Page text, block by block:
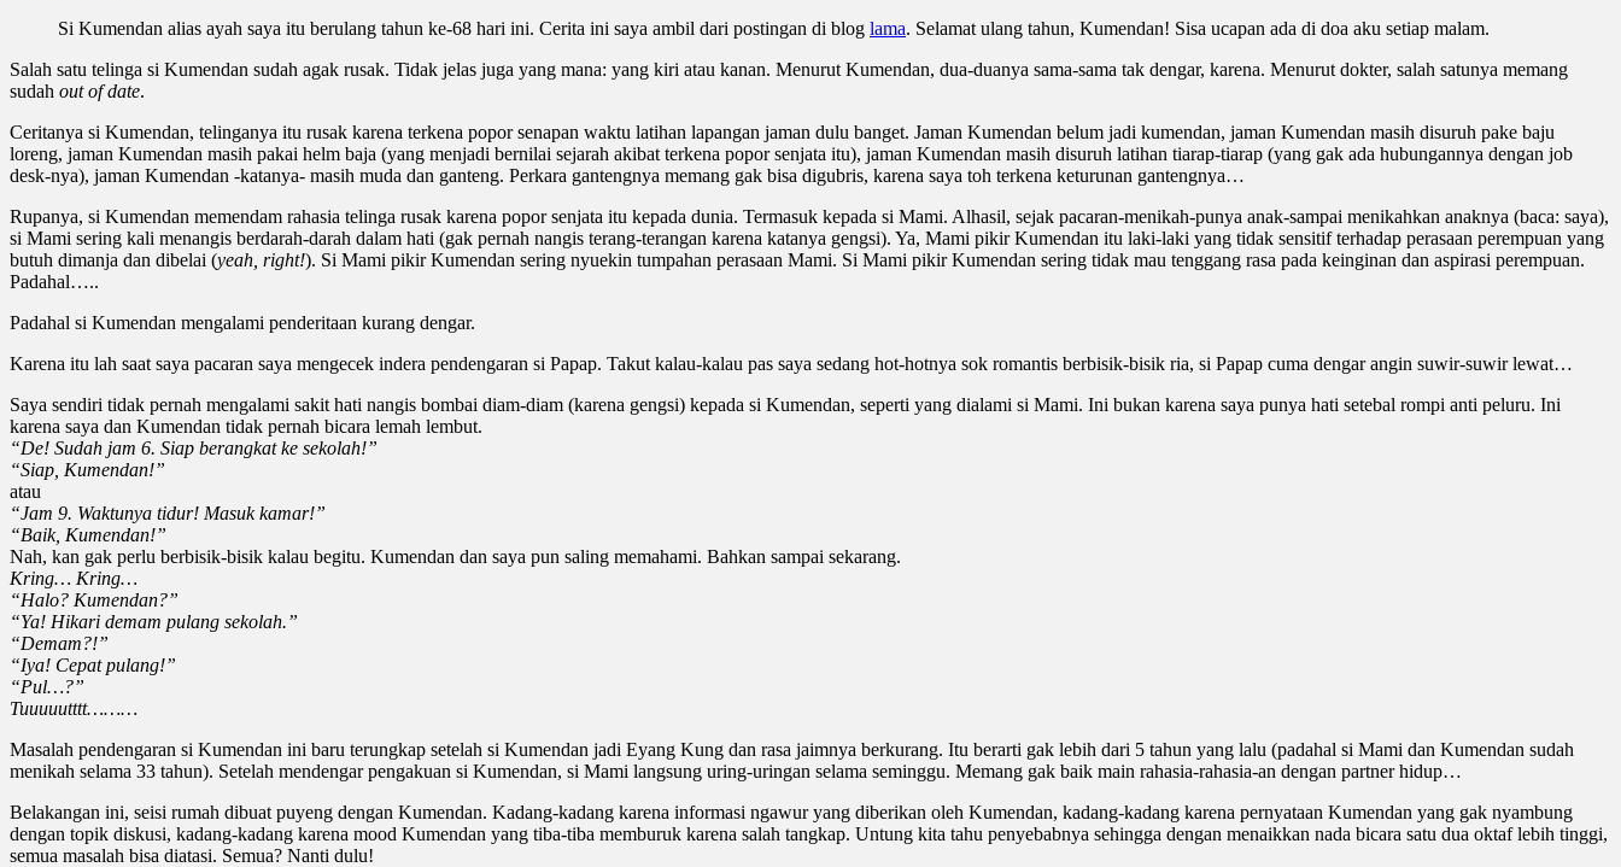
Si Kumendan alias ayah saya itu berulang tahun ke-68 hari ini. Cerita ini saya ambil dari postingan di blog lama. Selamat ulang tahun, Kumendan! Sisa ucapan ada di doa aku setiap malam.
Salah satu telinga si Kumendan sudah agak rusak. Tidak jelas juga yang mana: yang kiri atau kanan. Menurut Kumendan, dua-duanya sama-sama tak dengar, karena. Menurut dokter, salah satunya memang
sudah out of date.
Ceritanya si Kumendan, telinganya itu rusak karena terkena popor senapan waktu latihan lapangan jaman dulu banget. Jaman Kumendan belum jadi kumendan, jaman Kumendan masih disuruh pake baju
loreng, jaman Kumendan masih pakai helm baja (yang menjadi bernilai sejarah akibat terkena popor senjata itu), jaman Kumendan masih disuruh latihan tiarap-tiarap (yang gak ada hubungannya dengan job
desk-nya), jaman Kumendan -katanya- masih muda dan ganteng. Perkara gantengnya memang gak bisa digubris, karena saya toh terkena keturunan gantengnya…
Rupanya, si Kumendan memendam rahasia telinga rusak karena popor senjata itu kepada dunia. Termasuk kepada si Mami. Alhasil, sejak pacaran-menikah-punya anak-sampai menikahkan anaknya (baca: saya),
si Mami sering kali menangis berdarah-darah dalam hati (gak pernah nangis terang-terangan karena katanya gengsi). Ya, Mami pikir Kumendan itu laki-laki yang tidak sensitif terhadap perasaan perempuan yang
butuh dimanja dan dibelai (yeah, right!). Si Mami pikir Kumendan sering nyuekin tumpahan perasaan Mami. Si Mami pikir Kumendan sering tidak mau tenggang rasa pada keinginan dan aspirasi perempuan.
Padahal…..
Padahal si Kumendan mengalami penderitaan kurang dengar.
Karena itu lah saat saya pacaran saya mengecek indera pendengaran si Papap. Takut kalau-kalau pas saya sedang hot-hotnya sok romantis berbisik-bisik ria, si Papap cuma dengar angin suwir-suwir lewat…
Saya sendiri tidak pernah mengalami sakit hati nangis bombai diam-diam (karena gengsi) kepada si Kumendan, seperti yang dialami si Mami. Ini bukan karena saya punya hati setebal rompi anti peluru. Ini
karena saya dan Kumendan tidak pernah bicara lemah lembut.
“De! Sudah jam 6. Siap berangkat ke sekolah!”
“Siap, Kumendan!”
atau
“Jam 9. Waktunya tidur! Masuk kamar!”
“Baik, Kumendan!”
Nah, kan gak perlu berbisik-bisik kalau begitu. Kumendan dan saya pun saling memahami. Bahkan sampai sekarang.
Kring… Kring…
“Halo? Kumendan?”
“Ya! Hikari demam pulang sekolah.”
“Demam?!”
“Iya! Cepat pulang!”
“Pul…?”
Tuuuuutttt………
Masalah pendengaran si Kumendan ini baru terungkap setelah si Kumendan jadi Eyang Kung dan rasa jaimnya berkurang. Itu berarti gak lebih dari 5 tahun yang lalu (padahal si Mami dan Kumendan sudah
menikah selama 33 tahun). Setelah mendengar pengakuan si Kumendan, si Mami langsung uring-uringan selama seminggu. Memang gak baik main rahasia-rahasia-an dengan partner hidup…
Belakangan ini, seisi rumah dibuat puyeng dengan Kumendan. Kadang-kadang karena informasi ngawur yang diberikan oleh Kumendan, kadang-kadang karena pernyataan Kumendan yang gak nyambung
dengan topik diskusi, kadang-kadang karena mood Kumendan yang tiba-tiba memburuk karena salah tangkap. Untung kita tahu penyebabnya sehingga dengan menaikkan nada bicara satu dua oktaf lebih tinggi,
semua masalah bisa diatasi. Semua? Nanti dulu!